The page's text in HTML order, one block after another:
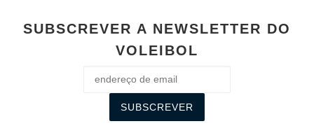
SUBSCREVER A NEWSLETTER DO
VOLEIBOL